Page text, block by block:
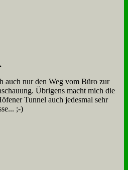
auch nur den Weg vom Bü­ro zur
Üb­ri­gens macht mich die
Tun­nel auch je­des­mal sehr
;-)